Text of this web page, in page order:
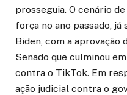
prosseguia. O cenário
força no ano passado, já
Biden, com a aprovação
Senado que culminou
contra o TikTok. Em
ação judicial contra o